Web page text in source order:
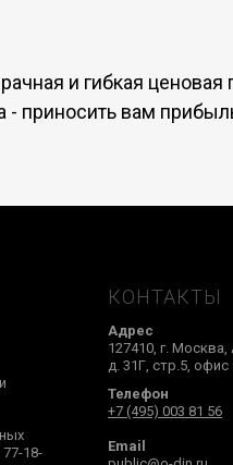
и гибкая
- приносить вам
18-
КОНТАКТЫ
Адрес
127410, г.
д. 31Г, стр.5, офис
Телефон
+7 (495) 003 81 56
Email